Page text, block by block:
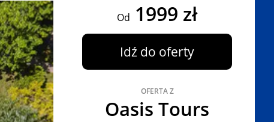
Od 1999 zł
Idź do oferty
OFERTA Z
Oasis Tours